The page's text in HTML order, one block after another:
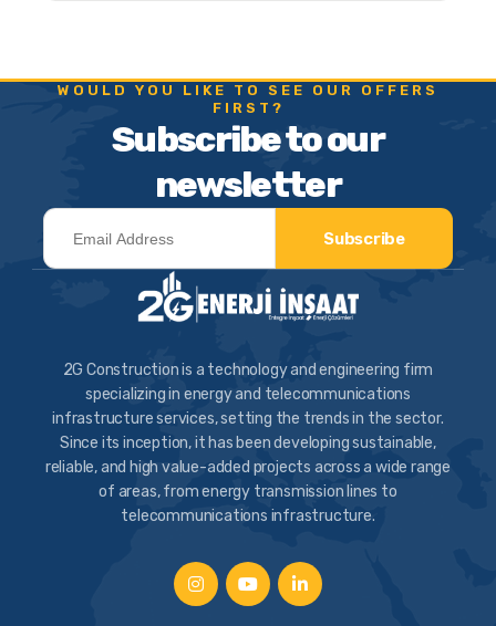
WOULD YOU LIKE TO SEE OUR OFFERS
FIRST?
Subscribe to our
newsletter
Subscribe
2G Construction is a technology and engineering firm
specializing in energy and telecommunications
infrastructure services, setting the trends in the sector.
Since its inception, it has been developing sustainable,
reliable, and high value-added projects across a wide range
of areas, from energy transmission lines to
telecommunications infrastructure.